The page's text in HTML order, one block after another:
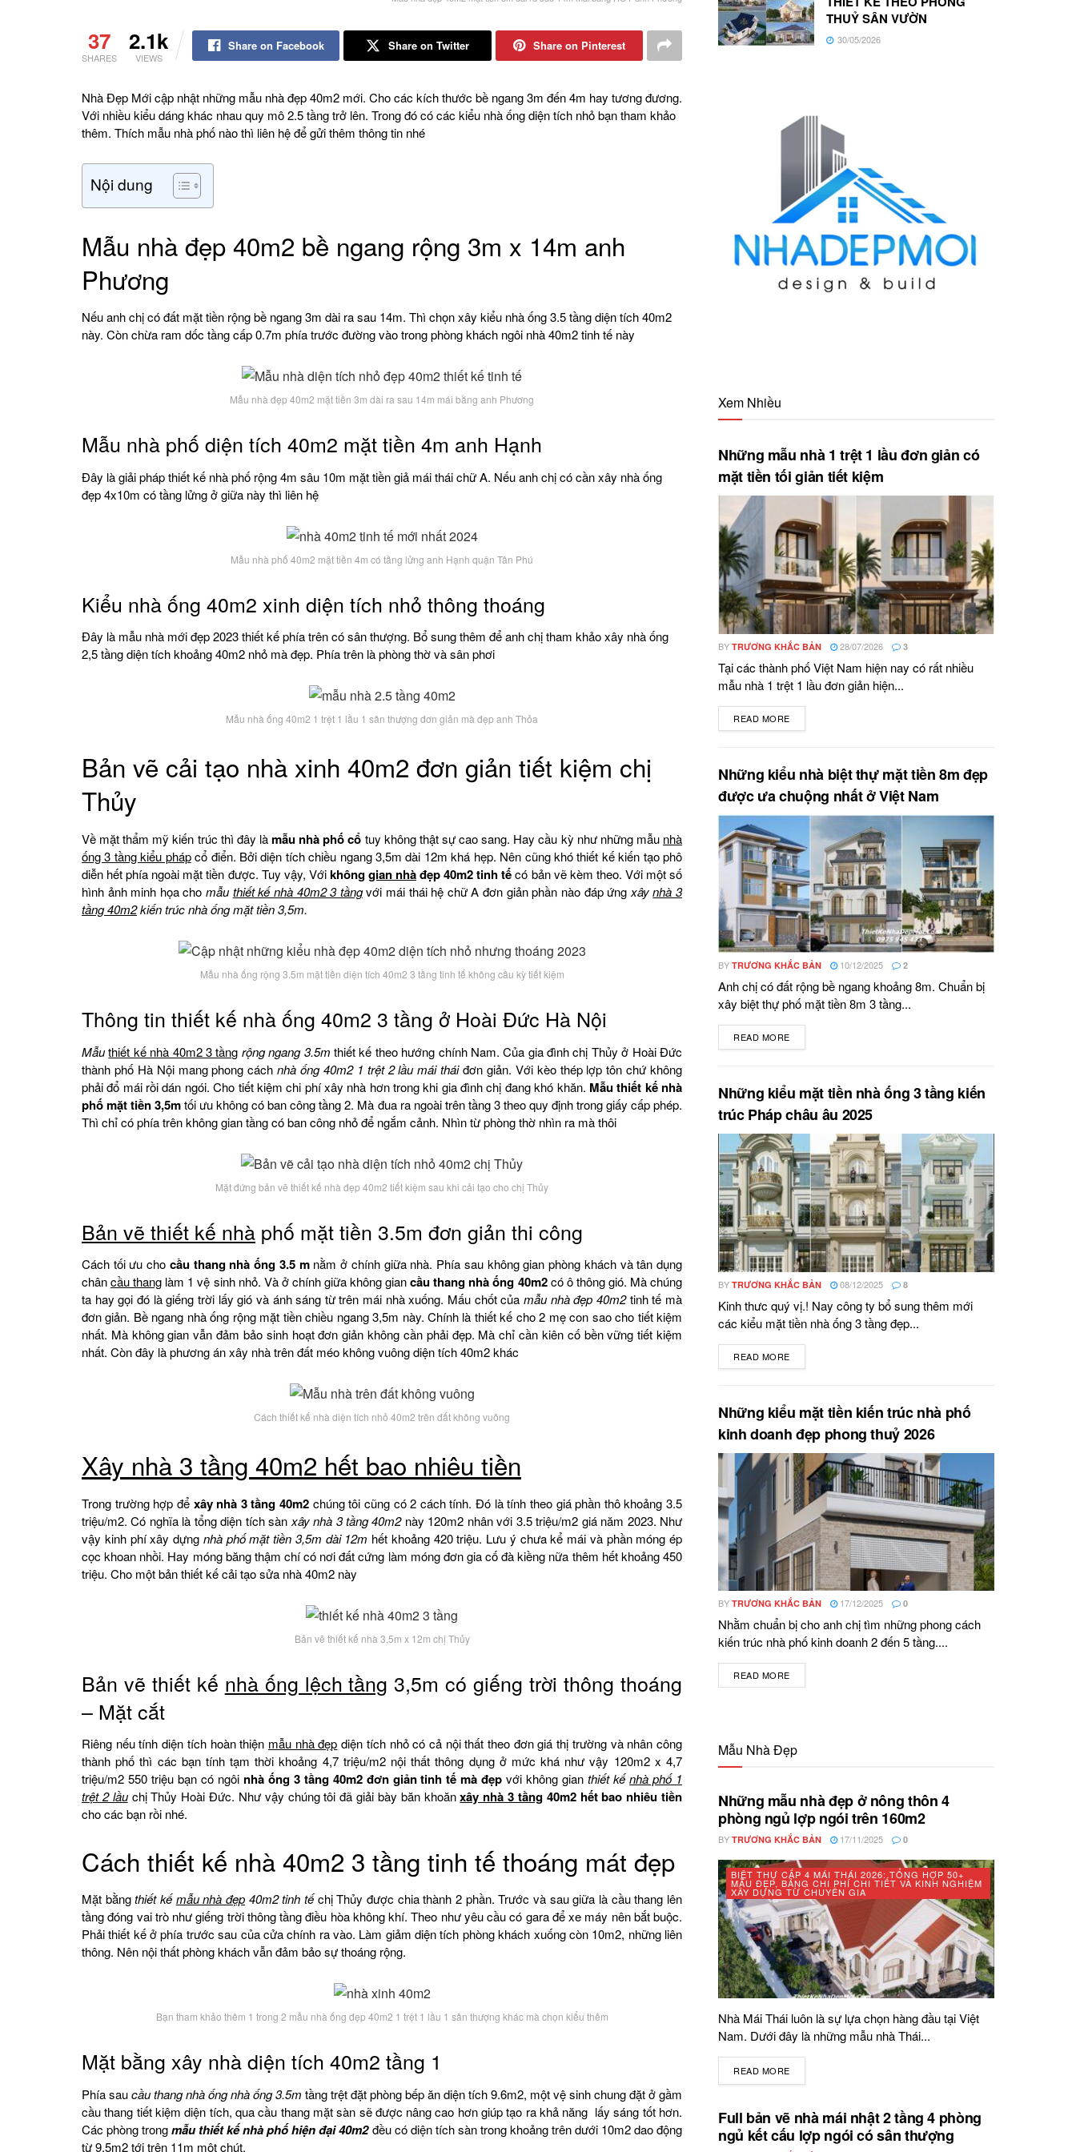
37
SHARES
2.1k
VIEWS
Share on Facebook Share on Twitter Share on Pinterest
Nhà Đẹp Mới cập nhật những mẫu nhà đẹp 40m2 mới. Cho các kích thước bề ngang 3m đến 4m hay tương đương.
Với nhiều kiểu dáng khác nhau quy mô 2.5 tầng trở lên. Trong đó có các kiểu nhà ống diện tích nhỏ bạn tham khảo
thêm. Thích mẫu nhà phố nào thì liên hệ để gửi thêm thông tin nhé
Nội dung
Mẫu nhà đẹp 40m2 bề ngang rộng 3m x 14m anh
Phương
Nếu anh chị có đất mặt tiền rộng bề ngang 3m dài ra sau 14m. Thì chọn xây kiểu nhà ống 3.5 tầng diện tích 40m2
này. Còn chừa ram dốc tầng cấp 0.7m phía trước đường vào trong phòng khách ngôi nhà 40m2 tinh tế này
Mẫu nhà đẹp 40m2 mặt tiền 3m dài ra sau 14m mái bằng anh Phương
Mẫu nhà phố diện tích 40m2 mặt tiền 4m anh Hạnh
Đây là giải pháp thiết kế nhà phố rộng 4m sâu 10m mặt tiền giả mái thái chữ A. Nếu anh chị có cần xây nhà ống
đẹp 4x10m có tầng lửng ở giữa này thì liên hệ
Mẫu nhà phố 40m2 mặt tiền 4m có tầng lửng anh Hạnh quận Tân Phú
Kiểu nhà ống 40m2 xinh diện tích nhỏ thông thoáng
Đây là mẫu nhà mới đẹp 2023 thiết kế phía trên có sân thượng. Bổ sung thêm để anh chị tham khảo xây nhà ống
2,5 tầng diện tích khoảng 40m2 nhỏ mà đẹp. Phía trên là phòng thờ và sân phơi
Mẫu nhà ống 40m2 1 trệt 1 lầu 1 sân thượng đơn giản mà đẹp anh Thỏa
Bản vẽ cải tạo nhà xinh 40m2 đơn giản tiết kiệm chị
Thủy
Về mặt thẩm mỹ kiến trúc thì đây làmẫu nhà phố cổ tuy không thật sự cao sang. Hay cầu kỳ như những mẫu nhà
ống 3 tầng kiểu phápcổ điển. Bởi diện tích chiều ngang 3,5m dài 12m khá hẹp. Nên cũng khó thiết kế kiến tạo phô
diễn hết phía ngoài mặt tiền được. Tuy vậy, Vớikhônggian nhàđẹp 40m2 tinh tếcó bản vẽ kèm theo. Với một số
hình ảnh minh họa chomẫu thiết kế nhà 40m2 3 tầngvới mái thái hệ chữ A đơn giản phần nào đáp ứng xâynhà 3
tầng 40m2kiến trúc nhà ống mặt tiền 3,5m.
Mẫu nhà ống rộng 3.5m mặt tiền diện tích 40m2 3 tầng tinh tế không cầu kỳ tiết kiệm
Thông tin thiết kế nhà ống 40m2 3 tầng ở Hoài Đức Hà Nội
Mẫuthiết kế nhà 40m2 3 tầng rộng ngang 3.5m thiết kế theo hướng chính Nam. Của gia đình chị Thủy ở Hoài Đức
thành phố Hà Nội mang phong cáchnhà ống 40m2 1 trệt 2 lầu mái tháiđơn giản. Với kèo thép lợp tôn chứ không
phải đổ mái rồi dán ngói. Cho tiết kiệm chi phí xây nhà hơn trong khi gia đình chị đang khó khăn. Mẫu thiết kế nhà
phố mặt tiền 3,5mtối ưu không có ban công tầng 2. Mà đua ra ngoài trên tầng 3 theo quy định trong giấy cấp phép.
Thì chỉ có phía trên không gian tầng có ban công nhỏ để ngắm cảnh. Nhìn từ phòng thờ nhìn ra mà thôi
Mặt đứng bản vẽ thiết kế nhà đẹp 40m2 tiết kiệm sau khi cải tạo cho chị Thủy
Bản vẽ thiết kế nhà phố mặt tiền 3.5m đơn giản thi công
Cách tối ưu cho cầu thang nhà ống 3.5 mnằm ở chính giữa nhà. Phía sau không gian phòng khách và tân dụng
châncầu thang làm 1 vệ sinh nhỏ. Và ở chính giữa không giancầu thang nhà ống 40m2có ô thông gió. Mà chúng
ta hay gọi đó là giếng trời lấy gió và ánh sáng từ trên mái nhà xuống. Mấu chốt củamẫu nhà đẹp 40m2tinh tế mà
đơn giản. Bề ngang nhà ống rộng mặt tiền chiều ngang 3,5m này. Chính là thiết kế cho 2 mẹ con sao cho tiết kiệm
nhất. Mà không gian vẫn đảm bảo sinh hoạt đơn giản không cần phải đẹp. Mà chỉ cần kiên cố bền vững tiết kiệm
nhất. Còn đây là phương án xây nhà trên đất méo không vuông diện tích 40m2 khác
Cách thiết kế nhà diện tích nhỏ 40m2 trên đất không vuông
Xây nhà 3 tầng 40m2 hết bao nhiêu tiền
Trong trường hợp để xây nhà 3 tầng 40m2 chúng tôi cũng có 2 cách tính. Đó là tính theo giá phần thô khoảng 3.5
triệu/m2. Có nghĩa là tổng diện tích sàn xây nhà 3 tầng 40m2này 120m2 nhân với 3.5 triệu/m2 giá năm 2023. Như
vậy kinh phí xây dựng nhà phố mặt tiền 3,5m dài 12m hết khoảng 420 triệu. Lưu ý chưa kể mái và phần móng ép
cọc khoan nhồi. Hay móng băng thậm chí có nơi đất cứng làm móng đơn gia cố đà kiềng nữa thêm hết khoảng 450
triệu. Cho một bản thiết kế cải tạo sửa nhà 40m2 này
Bản vẽ thiết kế nhà 3,5m x 12m chị Thủy
Bản vẽ thiết kế nhà ống lệch tầng 3,5m có giếng trời thông thoáng
– Mặt cắt
Riêng nếu tính diện tích hoàn thiện mẫu nhà đẹp diện tích nhỏ có cả nội thất theo đơn giá thị trường và nhân công
thành phố thì các bạn tính tạm thời khoảng 4,7 triệu/m2 nội thất thông dụng ở mức khá như vậy 120m2 x 4,7
triệu/m2 550 triệu bạn có ngôi nhà ống 3 tầng 40m2 đơn giản tinh tế mà đẹp với không gianthiết kếnhà phố 1
trệt 2 lầuchị Thủy Hoài Đức. Như vậy chúng tôi đã giải bày băn khoănxây nhà 3 tầng40m2 hết bao nhiêu tiền
cho các bạn rồi nhé.
Cách thiết kế nhà 40m2 3 tầng tinh tế thoáng mát đẹp
Mặt bằngthiết kếmẫu nhà đẹp 40m2 tinh tếchị Thủy được chia thành 2 phần. Trước và sau giữa là cầu thang lên
tầng đóng vai trò như giếng trời thông tầng điều hòa không khí. Theo như yêu cầu có gara để xe máy nên bắt buộc.
Phải thiết kế ở phía trước sau của cửa chính ra vào. Làm giảm diện tích phòng khách xuống còn 10m2, những liên
thông. Nên nội thất phòng khách vẫn đảm bảo sự thoáng rộng.
Bạn tham khảo thêm 1 trong 2 mẫu nhà ống đẹp 40m2 1 trệt 1 lầu 1 sân thượng khác mà chọn kiểu thêm
Mặt bằng xây nhà diện tích 40m2 tầng 1
Phía saucầu thang nhà ống nhà ống 3.5m tầng trệt đặt phòng bếp ăn diện tích 9.6m2, một vệ sinh chung đặt ở gầm
cầu thang tiết kiệm diện tích, qua cầu thang mặt sàn sẽ được nâng cao hơn giúp tạo ra khả năng lấy sáng tốt hơn.
Các phòng trongmẫu thiết kế nhà phố hiện đại 40m2đều có diện tích sàn trong khoảng trên dưới 10m2 dao động
từ 9.5m2 tới trên 11m một chút.
THUỶ SÂN VƯỜN
30/05/2026
Xem Nhiều
Những mẫu nhà 1 trệt 1 lầu đơn giản có
mặt tiền tối giản tiết kiệm
BY TRƯƠNG KHẮC BẢN 28/07/2026 3
Tại các thành phố Việt Nam hiện nay có rất nhiều
mẫu nhà 1 trệt 1 lầu đơn giản hiện...
READ MORE
Những kiểu nhà biệt thự mặt tiền 8m đẹp
được ưa chuộng nhất ở Việt Nam
BY TRƯƠNG KHẮC BẢN 10/12/2025 2
Anh chị có đất rộng bề ngang khoảng 8m. Chuẩn bị
xây biệt thự phố mặt tiền 8m 3 tầng...
READ MORE
Những kiểu mặt tiền nhà ống 3 tầng kiến
trúc Pháp châu âu 2025
BY TRƯƠNG KHẮC BẢN 08/12/2025 8
Kinh thưc quý vị.! Nay công ty bổ sung thêm mới
các kiểu mặt tiền nhà ống 3 tầng đẹp...
READ MORE
Những kiểu mặt tiền kiến trúc nhà phố
kinh doanh đẹp phong thuỷ 2026
BY TRƯƠNG KHẮC BẢN 17/12/2025 0
Nhằm chuẩn bị cho anh chị tìm những phong cách
kiến trúc nhà phố kinh doanh 2 đến 5 tầng....
READ MORE
Mẫu Nhà Đẹp
Những mẫu nhà đẹp ở nông thôn 4
phòng ngủ lợp ngói trên 160m2
BY TRƯƠNG KHẮC BẢN 17/11/2025 0
BIỆT THỰ CẤP 4 MÁI THÁI 2026: TỔNG HỢP 50+
MẪU ĐẸP, BẢNG CHI PHÍ CHI TIẾT VÀ KINH NGHIỆM
XÂY DỰNG TỪ CHUYÊN GIA
Nhà Mái Thái luôn là sự lựa chọn hàng đầu tại Việt
Nam. Dưới đây là những mẫu nhà Thái...
READ MORE
Full bản vẽ nhà mái nhật 2 tầng 4 phòng
ngủ kết cấu lợp ngói có sân thượng